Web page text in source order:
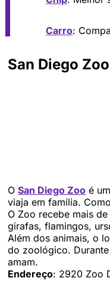
Carro:
San Diego Zoo
O San Diego Zoo é
viaja em família.
O Zoo recebe mais
girafas, flamingos,
Além dos animais, o
do zoológico.
amam.
Endereço: 2920 Zoo